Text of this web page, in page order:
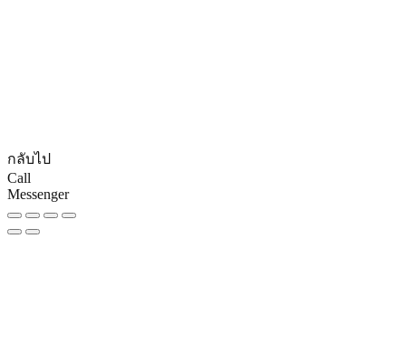
กลับไป
Call
Messenger